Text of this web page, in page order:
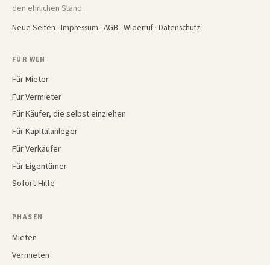
den ehrlichen Stand.
Neue Seiten · Impressum · AGB · Widerruf · Datenschutz
FÜR WEN
Für Mieter
Für Vermieter
Für Käufer, die selbst einziehen
Für Kapitalanleger
Für Verkäufer
Für Eigentümer
Sofort-Hilfe
PHASEN
Mieten
Vermieten